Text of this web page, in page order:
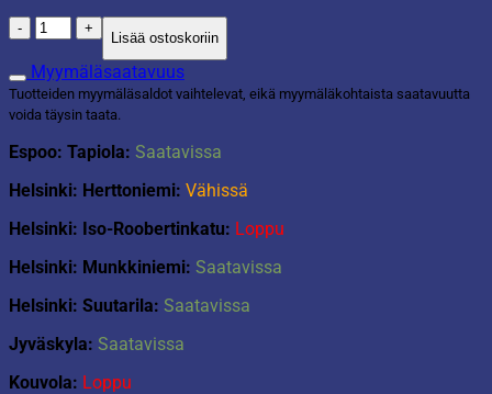
Vesisaavi
65L
taupe
määrä
Lisää ostoskoriin
Myymäläsaatavuus
Tuotteiden myymäläsaldot vaihtelevat, eikä myymäläkohtaista saatavuutta
voida täysin taata.
Espoo: Tapiola: Saatavissa
Helsinki: Herttoniemi: Vähissä
Helsinki: Iso-Roobertinkatu: Loppu
Helsinki: Munkkiniemi: Saatavissa
Helsinki: Suutarila: Saatavissa
Jyväskyla: Saatavissa
Kouvola: Loppu